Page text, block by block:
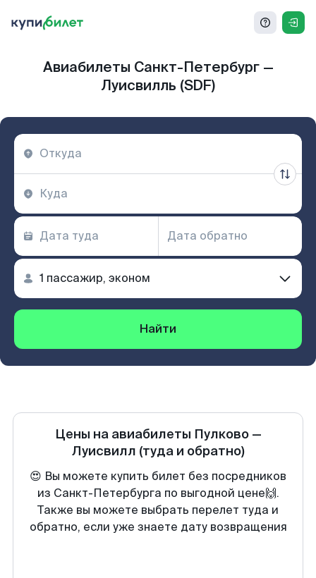
Авиабилеты Санкт-Петербург —
Луисвилль (SDF)
Найти
Цены на авиабилеты Пулково—
Луисвилл (туда и обратно)
😍 Вы можете купить билет без посредников
из Санкт-Петербурга по выгодной цене🙌.
Также вы можете выбрать перелет туда и
обратно, если уже знаете дату возвращения